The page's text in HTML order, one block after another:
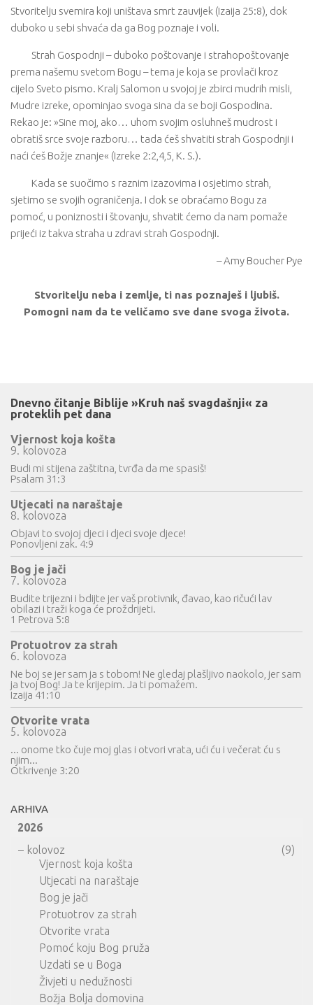
Stvoritelju svemira koji uništava smrt zauvijek (Izaija 25:8), dok
duboko u sebi shvaća da ga Bog poznaje i voli.
Strah Gospodnji – duboko poštovanje i strahopoštovanje
prema našemu svetom Bogu – tema je koja se provlači kroz
cijelo Sveto pismo. Kralj Salomon u svojoj je zbirci mudrih misli,
Mudre izreke, opominjao svoga sina da se boji Gospodina.
Rekao je: »Sine moj, ako… uhom svojim osluhneš mudrost i
obratiš srce svoje razboru… tada ćeš shvatiti strah Gospodnji i
naći ćeš Božje znanje« (Izreke 2:2,4,5, K. S.).
Kada se suočimo s raznim izazovima i osjetimo strah,
sjetimo se svojih ograničenja. I dok se obraćamo Bogu za
pomoć, u poniznosti i štovanju, shvatit ćemo da nam pomaže
prijeći iz takva straha u zdravi strah Gospodnji.
– Amy Boucher Pye
Stvoritelju neba i zemlje, ti nas poznaješ i ljubiš.
Pomogni nam da te veličamo sve dane svoga života.
Dnevno čitanje Biblije »Kruh naš svagdašnji« za
proteklih pet dana
Vjernost koja košta
9. kolovoza
Budi mi stijena zaštitna, tvrđa da me spasiš!
Psalam 31:3
Utjecati na naraštaje
8. kolovoza
Objavi to svojoj djeci i djeci svoje djece!
Ponovljeni zak. 4:9
Bog je jači
7. kolovoza
Budite trijezni i bdijte jer vaš protivnik, đavao, kao ričući lav
obilazi i traži koga će proždrijeti.
1 Petrova 5:8
Protuotrov za strah
6. kolovoza
Ne boj se jer sam ja s tobom! Ne gledaj plašljivo naokolo, jer sam
ja tvoj Bog! Ja te krijepim. Ja ti pomažem.
Izaija 41:10
Otvorite vrata
5. kolovoza
... onome tko čuje moj glas i otvori vrata, ući ću i večerat ću s
njim...
Otkrivenje 3:20
ARHIVA
2026
– kolovoz
(9)
Vjernost koja košta
Utjecati na naraštaje
Bog je jači
Protuotrov za strah
Otvorite vrata
Pomoć koju Bog pruža
Uzdati se u Boga
Živjeti u nedužnosti
Božja Bolja domovina